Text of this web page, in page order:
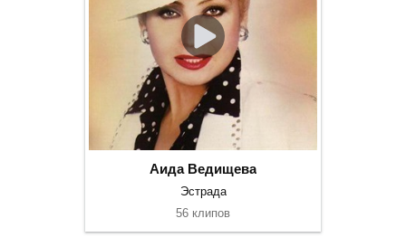
Аида Ведищева
Эстрада
56 клипов